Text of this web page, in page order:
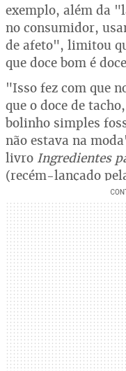
exemplo, além da
no consumidor,
de afeto", limitou
que doce bom é
"Isso fez com que
que o doce de
bolinho simples
não estava na
livro Ingredientes
(recém-lançado